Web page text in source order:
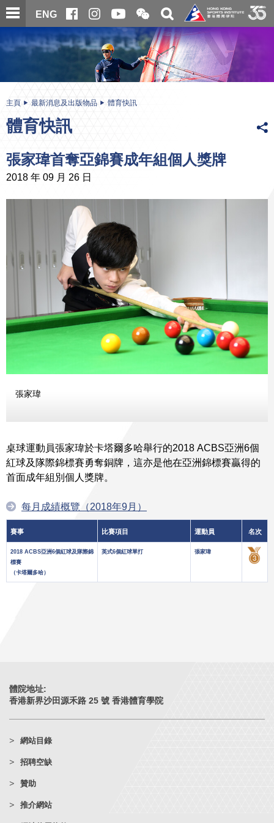
跳
至
內
ENG
開
合
微
信
二
維
碼
關
搜
尋
内
主頁 最新消息及出版物品 體育快訊
體育快訊
張家瑋首奪亞錦賽成年組個人獎牌
2018 年 09 月 26 日
張家瑋
桌球運動員張家瑋於卡塔爾多哈舉行的2018 ACBS亞洲6個
紅球及隊際錦標賽勇奪銅牌，這亦是他在亞洲錦標賽贏得的
首面成年組別個人獎牌。
每月成績概覽（2018年9月）
賽事 比賽項目 運動員 名次
2018 ACBS亞洲6個紅球及隊際錦
標賽
（卡塔爾多哈）
英式6個紅球單打 張家瑋
體院地址:
香港新界沙田源禾路 25 號 香港體育學院
網站目錄
招聘空缺
贊助
推介網站